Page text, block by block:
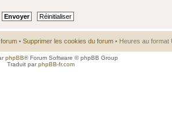
forum • Supprimer les cookies du forum • Heures au format
phpBB® Forum Software © phpBB Group
Traduit parphpBB-fr.com